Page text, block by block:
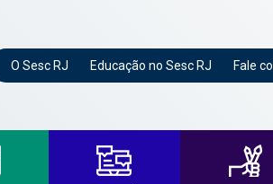
O Sesc RJ Educação no Sesc RJ Fale